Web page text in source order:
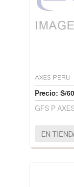
AXES PERU
Precio: S/
GFS P
EN